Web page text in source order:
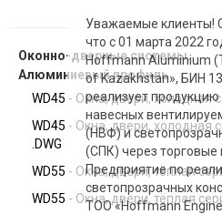
Оконно-дверные системы.
Алюминиевый профиль
WD45 - Окна, двери, холодная
WD45 - Окна, двери, холодная
.DWG
WD55 - Окна, двери, тёплая
WD55 - Окна, двери, тёплая
Уважаемые клиенты!
что с 01 марта 2022
Hoffmann Aluminium
of Kazakhstan», БИН
реализует продукцию
навесных
(НВФ) и
(СПК) через торговые
Предприятие по
светопрозрачных
ТОО «Hoffmann